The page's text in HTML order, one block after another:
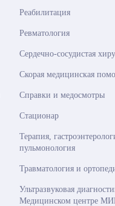
Реабилитация
Ревматология
Сердечно-сосудистая
Скорая медицинская
Справки и медосмотры
Стационар
Терапия,
пульмонология
Травматология и
Ультразвуковая
Медицинском центре